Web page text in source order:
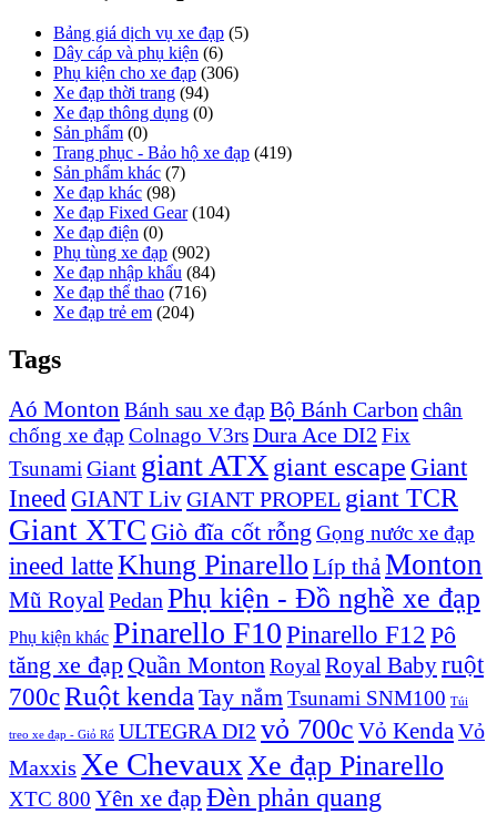
Bảng giá dịch vụ xe đạp (5)
Dây cáp và phụ kiện (6)
Phụ kiện cho xe đạp (306)
Xe đạp thời trang (94)
Xe đạp thông dụng (0)
Sản phẩm (0)
Trang phục - Bảo hộ xe đạp (419)
Sản phẩm khác (7)
Xe đạp khác (98)
Xe đạp Fixed Gear (104)
Xe đạp điện (0)
Phụ tùng xe đạp (902)
Xe đạp nhập khẩu (84)
Xe đạp thể thao (716)
Xe đạp trẻ em (204)
Tags
Aó Monton Bánh sau xe đạp Bộ Bánh Carbon chân
chống xe đạp Colnago V3rsDura Ace DI2 Fix
TsunamiGiant giant ATXgiant escape Giant
IneedGIANT LivGIANT PROPEL giant TCR
Giant XTC Giò đĩa cốt rỗng Gọng nước xe đạp
ineed latteKhung Pinarello Líp thảMonton
Mũ Royal Pedan Phụ kiện - Đồ nghề xe đạp
Phụ kiện khác Pinarello F10Pinarello F12 Pô
tăng xe đạp Quần MontonRoyalRoyal Babyruột
700cRuột kendaTay nắmTsunami SNM100 Túi
treo xe đạp - Giỏ Rổ ULTEGRA DI2 vỏ 700c Vỏ KendaVỏ
Maxxis Xe ChevauxXe đạp Pinarello
XTC 800 Yên xe đạp Đèn phản quang